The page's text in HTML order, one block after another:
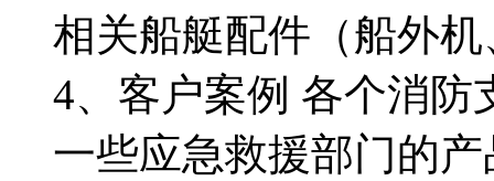
相关船艇配件（船外
4、客户案例 各个消防
一些应急救援部门的